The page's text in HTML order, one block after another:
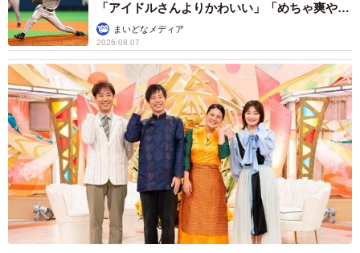
「アイドルさんよりかわいい」「めちゃ爽や
か」まいどなメディア
2026.08.07